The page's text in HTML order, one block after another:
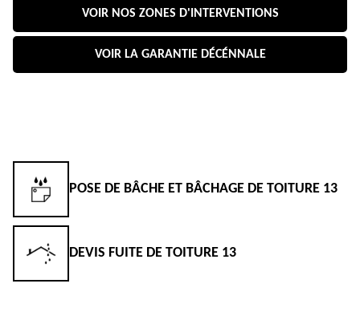
VOIR NOS ZONES D'INTERVENTIONS
VOIR LA GARANTIE DÉCÉNNALE
POSE DE BÂCHE ET BÂCHAGE DE TOITURE 13
DEVIS FUITE DE TOITURE 13